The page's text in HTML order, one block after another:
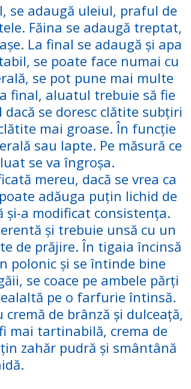
se adaugă uleiul, praful de
Făina se adaugă treptat,
La final se adaugă și apa
se poate face numai cu
se pot pune mai multe
final, aluatul trebuie să fie
se doresc clătite subțiri
mai groase. În funcție
sau lapte. Pe măsură ce
se va îngroșa.
mereu, dacă se vrea ca
adăuga puțin lichid de
și-a modificat consistența.
și trebuie unsă cu un
de prăjire. În tigaia încinsă
polonic și se întinde bine
se coace pe ambele părți
pe o farfurie întinsă.
de brânză și dulceață,
mai tartinabilă, crema de
zahăr pudră și smântână